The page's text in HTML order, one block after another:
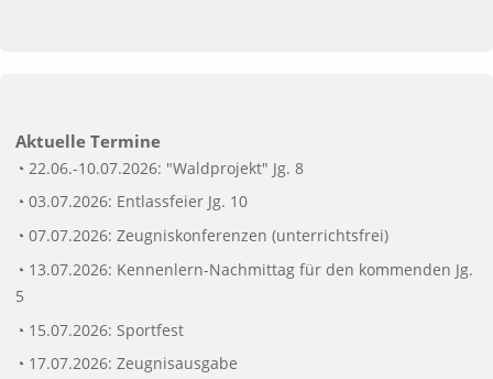
Aktuelle Termine
◔ 22.06.-10.07.2026: "Waldprojekt" Jg. 8
◔ 03.07.2026: Entlassfeier Jg. 10
◔ 07.07.2026: Zeugniskonferenzen (unterrichtsfrei)
◔ 13.07.2026: Kennenlern-Nachmittag für den kommenden Jg.
5
◔ 15.07.2026: Sportfest
◔ 17.07.2026: Zeugnisausgabe